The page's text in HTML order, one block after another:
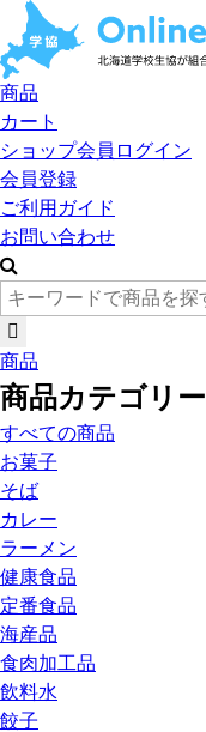
商品
カート
ショップ会員ログイン
会員登録
ご利用ガイド
お問い合わせ
商品
商品カテゴリー
すべての商品
お菓子
そば
カレー
ラーメン
健康食品
定番食品
海産品
食肉加工品
飲料水
餃子